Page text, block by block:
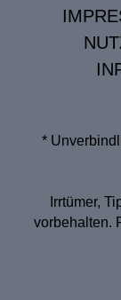
*
Irrtümer,
vorbehalten.